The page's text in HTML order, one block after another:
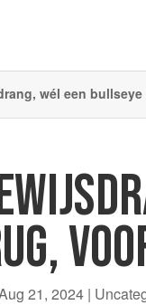
wél een
21, 2024 |